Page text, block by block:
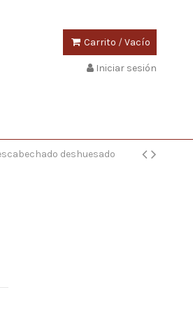
Carrito /Vacío
Iniciar sesión
deshuesado